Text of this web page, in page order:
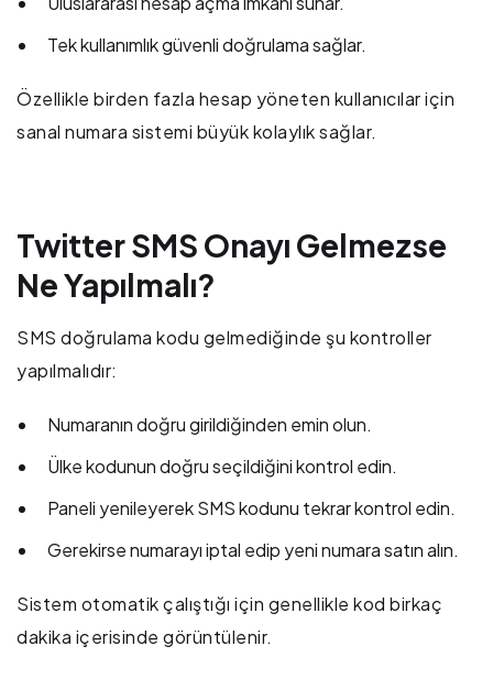
Tek kullanımlık güvenli doğrulama sağlar.
Özellikle birden fazla hesap yöneten kullanıcılar için
sanal numara sistemi büyük kolaylık sağlar.
Twitter SMS Onayı Gelmezse
Ne Yapılmalı?
SMS doğrulama kodu gelmediğinde şu kontroller
yapılmalıdır:
Numaranın doğru girildiğinden emin olun.
Ülke kodunun doğru seçildiğini kontrol edin.
Paneli yenileyerek SMS kodunu tekrar kontrol edin.
Gerekirse numarayı iptal edip yeni numara satın alın.
Sistem otomatik çalıştığı için genellikle kod birkaç
dakika içerisinde görüntülenir.